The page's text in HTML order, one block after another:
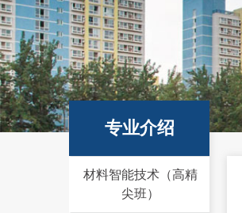
专业介绍
材料智能技术（高精
尖班）